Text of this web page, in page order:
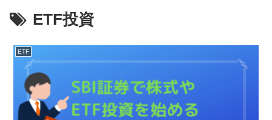
ETF投資
ETF